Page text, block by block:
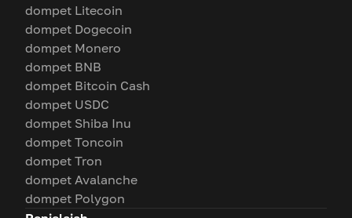
dompet Litecoin
dompet Dogecoin
dompet Monero
dompet BNB
dompet Bitcoin Cash
dompet USDC
dompet Shiba Inu
dompet Toncoin
dompet Tron
dompet Avalanche
dompet Polygon